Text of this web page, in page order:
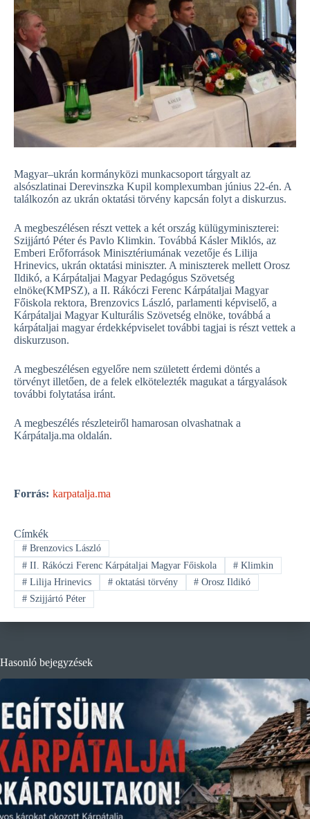
Magyar–ukrán kormányközi munkacsoport tárgyalt az
alsószlatinai Derevinszka Kupil komplexumban június 22-én. A
találkozón az ukrán oktatási törvény kapcsán folyt a diskurzus.
A megbeszélésen részt vettek a két ország külügyminiszterei:
Szijjártó Péter és Pavlo Klimkin. Továbbá Kásler Miklós, az
Emberi Erőforrások Minisztériumának vezetője és Lilija
Hrinevics, ukrán oktatási miniszter. A miniszterek mellett Orosz
Ildikó, a Kárpátaljai Magyar Pedagógus Szövetség
elnöke(KMPSZ), a II. Rákóczi Ferenc Kárpátaljai Magyar
Főiskola rektora, Brenzovics László, parlamenti képviselő, a
Kárpátaljai Magyar Kulturális Szövetség elnöke, továbbá a
kárpátaljai magyar érdekképviselet további tagjai is részt vettek a
diskurzuson.
A megbeszélésen egyelőre nem született érdemi döntés a
törvényt illetően, de a felek elkötelezték magukat a tárgyalások
további folytatása iránt.
A megbeszélés részleteiről hamarosan olvashatnak a
Kárpátalja.ma oldalán.
Forrás: karpatalja.ma
Címkék
#Brenzovics László
#II. Rákóczi Ferenc Kárpátaljai Magyar Főiskola #Klimkin
#Lilija Hrinevics #oktatási törvény # Orosz Ildikó
#Szijjártó Péter
Hasonló bejegyzések